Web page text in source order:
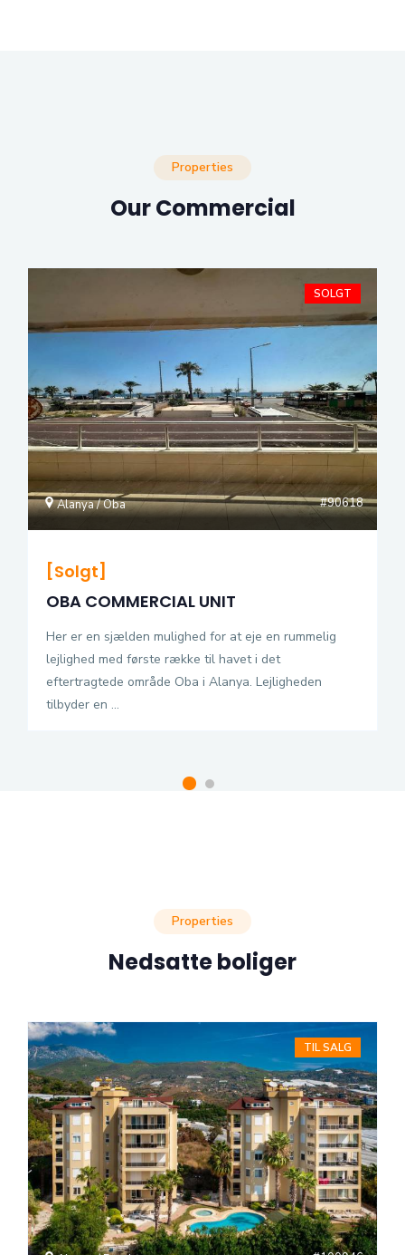
Properties
Our Commercial
SOLGT
Alanya / Oba #90618
[Solgt]
OBA COMMERCIAL UNIT
Her er en sjælden mulighed for at eje en rummelig
lejlighed med første række til havet i det
eftertragtede område Oba i Alanya. Lejligheden
tilbyder en ...
Properties
Nedsatte boliger
TIL SALG